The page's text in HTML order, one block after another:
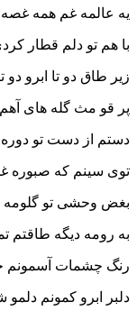
یه عالمه غم همه غصه
با هم تو دلم قطار
زیر طاق دو تا ابرو دو
پر قو مث گله های
دستم از دست تو دوره
توی سینم که صبوره
بغض وحشی تو
به رومه دیگه طاقتم
رنگ چشمات آسمونم
دلبر ابرو کمونم